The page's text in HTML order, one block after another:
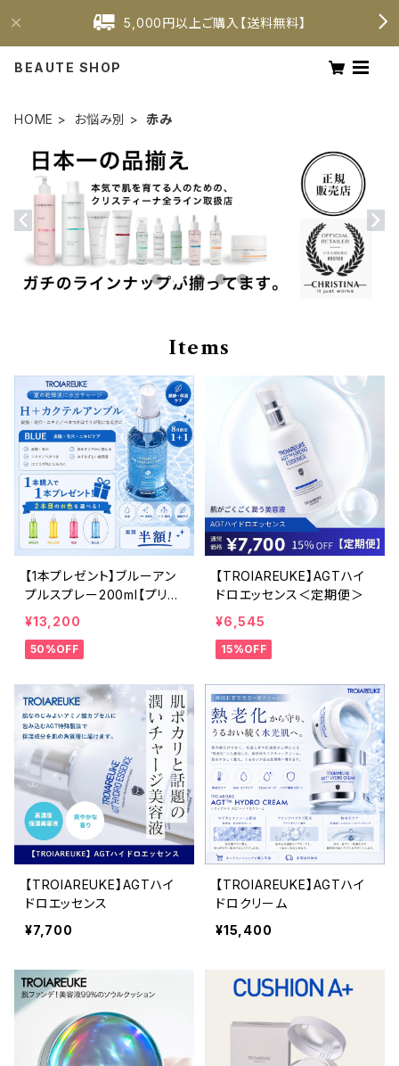
5,000円以上ご購入【送料無料】
BEAUTE SHOP
HOME お悩み別 赤み
Items
【1本プレゼント】ブルーアン
プルスプレー200ml【プリフ
ァイングカクテルアンプル】
¥13,200
50%OFF
【TROIAREUKE】AGTハイ
ドロエッセンス＜定期便＞
¥6,545
15%OFF
【TROIAREUKE】AGTハイ
ドロエッセンス
¥7,700
【TROIAREUKE】AGTハイ
ドロクリーム
¥15,400